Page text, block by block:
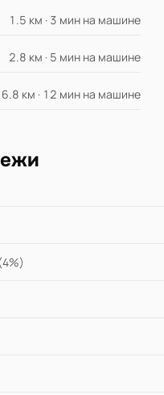
1.5 км · 3 мин на машине
2.8 км · 5 мин на машине
6.8 км · 12 мин на машине